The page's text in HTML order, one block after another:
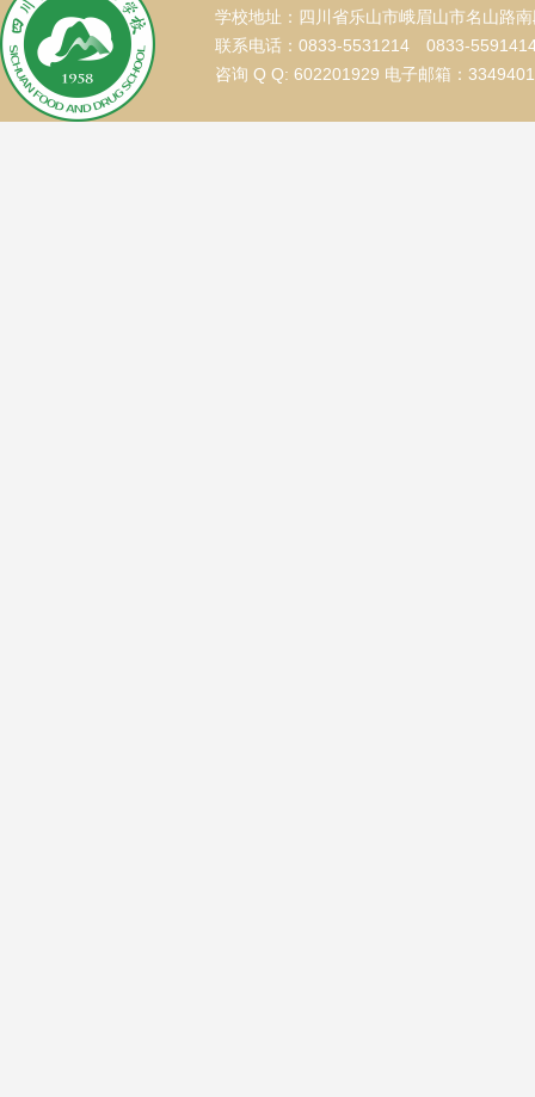
学校地址：四川省乐山市峨眉山市名山路
联系电话：0833-5531214 0833-
咨询 Q Q: 602201929 电子邮箱：